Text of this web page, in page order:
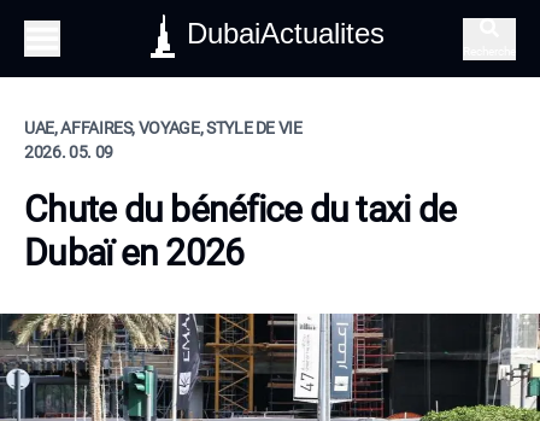
DubaiActualites
UAE, AFFAIRES, VOYAGE, STYLE DE VIE
2026. 05. 09
Chute du bénéfice du taxi de
Dubaï en 2026